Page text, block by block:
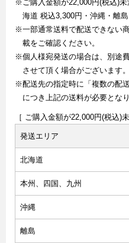
※ご購入金額が22,000円(税込)
海道 税込3,300円・沖縄・離島
※一部通常送料で配送できない
載をご確認ください。
※個人様宛発送の場合は、別途
させて頂く場合がございます。
※配送先の指定時に「複数の配
につき上記の送料が必要とな
［ ご購入金額が22,000円(税込)
発送エリア
北海道
本州、四国、九州
沖縄
離島